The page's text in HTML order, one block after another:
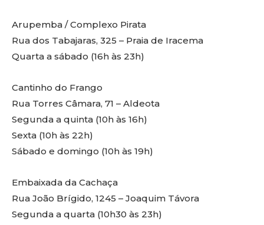
Arupemba / Complexo Pirata
Rua dos Tabajaras, 325 – Praia de Iracema
Quarta a sábado (16h às 23h)
Cantinho do Frango
Rua Torres Câmara, 71 – Aldeota
Segunda a quinta (10h às 16h)
Sexta (10h às 22h)
Sábado e domingo (10h às 19h)
Embaixada da Cachaça
Rua João Brígido, 1245 – Joaquim Távora
Segunda a quarta (10h30 às 23h)